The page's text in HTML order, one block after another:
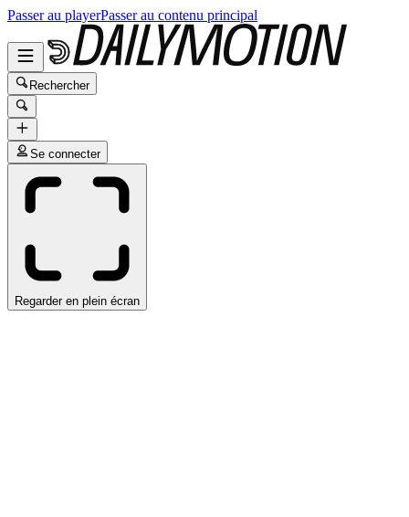
Passer au playerPasser au contenu principal
Rechercher
Se connecter
Regarder en plein écran